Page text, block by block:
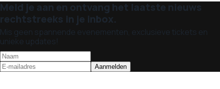
Meld je aan en ontvang het laatste nieuws
rechtstreeks in je inbox.
Mis geen spannende evenementen, exclusieve tickets en
unieke updates!